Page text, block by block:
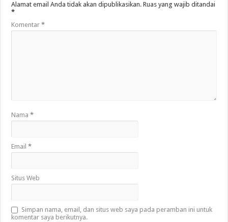
Alamat email Anda tidak akan dipublikasikan. Ruas yang wajib ditandai
*
Komentar*
Nama*
Email*
Situs Web
Simpan nama, email, dan situs web saya pada peramban ini untuk
komentar saya berikutnya.